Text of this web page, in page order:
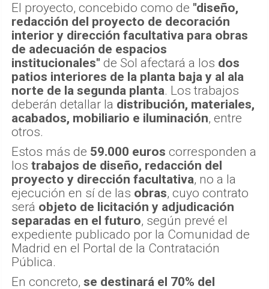
El proyecto, concebido como de "diseño,
redacción del proyecto de decoración
interior y dirección facultativa para obras
de adecuación de espacios
institucionales" de Sol afectará a los dos
patios interiores de la planta baja y al ala
norte de la segunda planta. Los trabajos
deberán detallar la distribución, materiales,
acabados, mobiliario e iluminación, entre
otros.
Estos más de 59.000 euros corresponden a
los trabajos de diseño, redacción del
proyecto y dirección facultativa, no a la
ejecución en sí de las obras, cuyo contrato
será objeto de licitación y adjudicación
separadas en el futuro, según prevé el
expediente publicado por la Comunidad de
Madrid en el Portal de la Contratación
Pública.
En concreto, se destinará el 70% del